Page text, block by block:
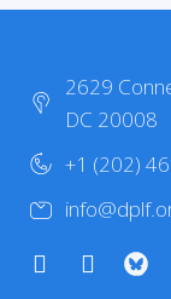
2629
DC 20008
+1 (202)